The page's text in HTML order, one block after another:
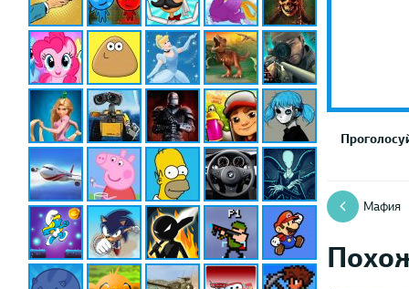
Мафия